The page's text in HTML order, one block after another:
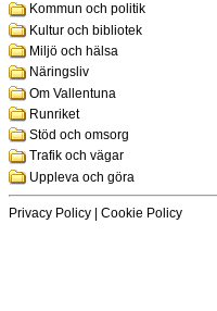
Kommun och politik
Kultur och bibliotek
Miljö och hälsa
Näringsliv
Om Vallentuna
Runriket
Stöd och omsorg
Trafik och vägar
Uppleva och göra
Privacy Policy Cookie Policy